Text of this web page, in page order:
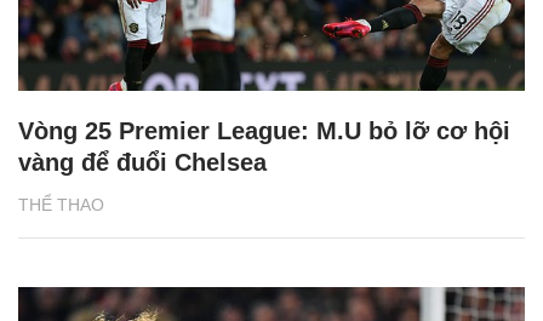
THỂ THAO
Vòng 25 Premier League: M.U bỏ lỡ cơ hội
vàng để đuổi Chelsea